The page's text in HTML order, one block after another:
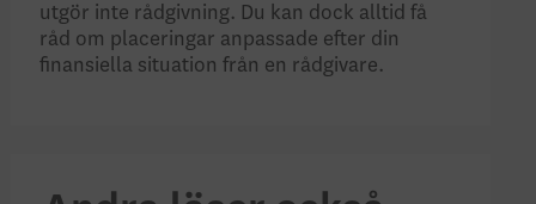
utgör inte rådgivning. Du kan dock alltid få
råd om placeringar anpassade efter din
finansiella situation från en rådgivare.